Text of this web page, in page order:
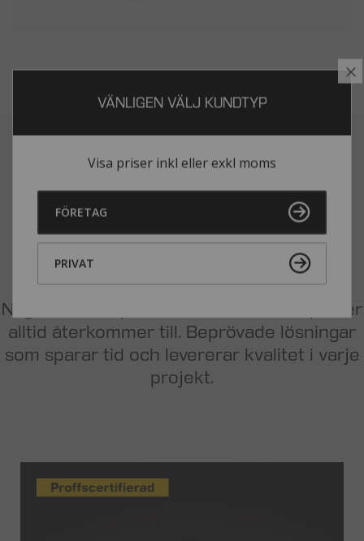
PRODUKTER
PROFFSEN
REKOMMENDERAR
Några av dom produkter som våra experter
alltid återkommer till. Beprövade lösningar
som sparar tid och levererar kvalitet i varje
projekt.
VÄNLIGEN VÄLJ KUNDTYP
Visa priser inkl eller exkl moms
FÖRETAG
PRIVAT